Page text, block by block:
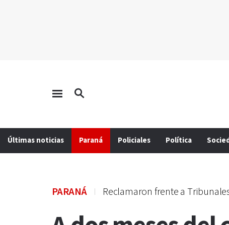
Últimas noticias Paraná Policiales Política
PARANÁ Reclamaron frente a